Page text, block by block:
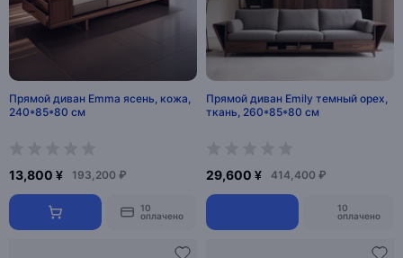
Прямой диван Emma ясень, кожа,
240*85*80 см
13,800 ¥ 193,200 ₽
10
оплачено
Прямой диван Emily темный орех,
ткань, 260*85*80 см
29,600 ¥ 414,400 ₽
10
оплачено